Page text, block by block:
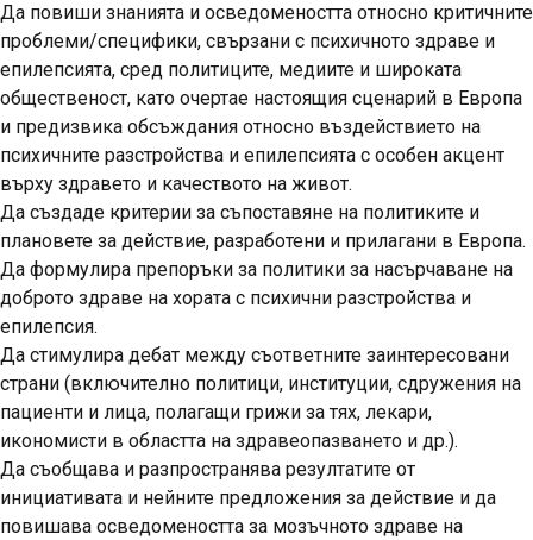
Да повиши знанията и осведомеността относно критичните
проблеми/специфики, свързани с психичното здраве и
епилепсията, сред политиците, медиите и широката
общественост, като очертае настоящия сценарий в Европа
и предизвика обсъждания относно въздействието на
психичните разстройства и епилепсията с особен акцент
върху здравето и качеството на живот.
Да създаде критерии за съпоставяне на политиките и
плановете за действие, разработени и прилагани в Европа.
Да формулира препоръки за политики за насърчаване на
доброто здраве на хората с психични разстройства и
епилепсия.
Да стимулира дебат между съответните заинтересовани
страни (включително политици, институции, сдружения на
пациенти и лица, полагащи грижи за тях, лекари,
икономисти в областта на здравеопазването и др.).
Да съобщава и разпространява резултатите от
инициативата и нейните предложения за действие и да
повишава осведомеността за мозъчното здраве на